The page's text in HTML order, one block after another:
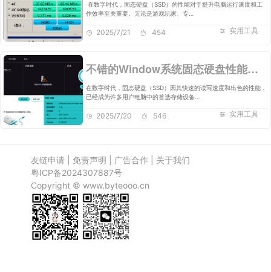
‍‍ 在数字时代，固态硬盘（SSD）的性能对于提升电脑运行速度和工
作效率至关重要。无论是游戏玩家、专…
实用工具
2025/7/21 454
不错的Window系统固态硬盘性能优化专家
在数字时代，固态硬盘（SSD）因其快速的读写速度和出色的性能，
已经成为许多用户电脑中的首选存储设备…
实用工具
2025/7/20 546
友链申请| 免责声明 广告合作| 关于我们
粤ICP备2024307887号
Copyright © www.byteooo.cn